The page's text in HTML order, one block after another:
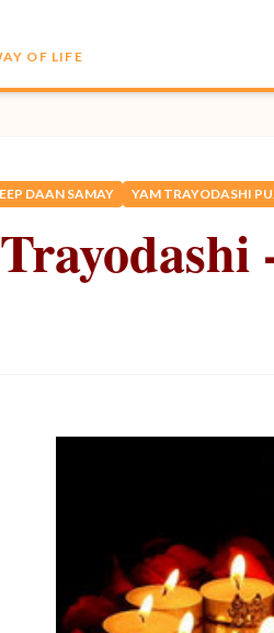
OF LIFE
DAAN SAMAY YAM TRAYODASHI